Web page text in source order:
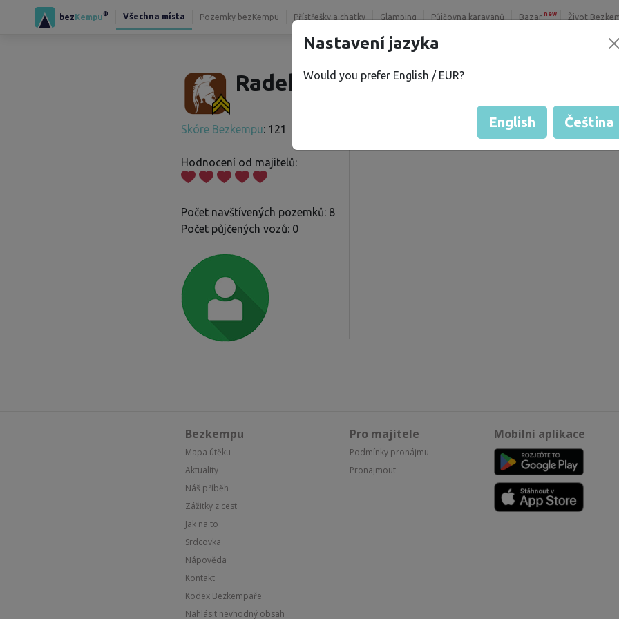
bezKempu® Všechna místa Pozemky bezKempu Přístřešky a chatky Glamping Půjčovna karavanů Bazar new Život
Radek Š.
Skóre Bezkempu: 121
Hodnocení od majitelů:
Počet navštívených pozemků: 8
Počet půjčených vozů: 0
Hodnocení pozemků
Bezkempu
Mapa útěku
Aktuality
Náš příběh
Zážitky z cest
Jak na to
Srdcovka
Nápověda
Kontakt
Kodex Bezkempaře
Nahlásit nevhodný obsah
Pro majitele
Podmínky pronájmu
Pronajmout
Mobilní aplikace
Nastavení jazyka
Would you prefer English / EUR?
English Čeština